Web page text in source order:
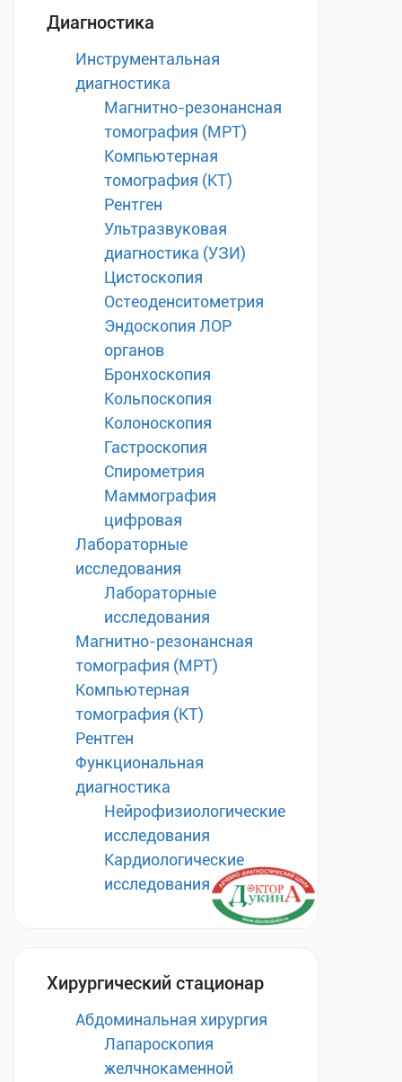
Диагностика
Инструментальная
диагностика
Магнитно-резонансная
томография (МРТ)
Компьютерная
томография (КТ)
Рентген
Ультразвуковая
диагностика (УЗИ)
Цистоскопия
Остеоденситометрия
Эндоскопия ЛОР
органов
Бронхоскопия
Кольпоскопия
Колоноскопия
Гастроскопия
Спирометрия
Маммография
цифровая
Лабораторные
исследования
Лабораторные
исследования
Магнитно-резонансная
томография (МРТ)
Компьютерная
томография (КТ)
Рентген
Функциональная
диагностика
Нейрофизиологические
исследования
Кардиологические
исследования
Хирургический стационар
Абдоминальная хирургия
Лапароскопия
желчнокаменной